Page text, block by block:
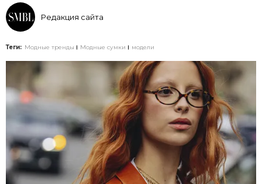
Редакция сайта
Теги: Модные тренды Модные сумки модели